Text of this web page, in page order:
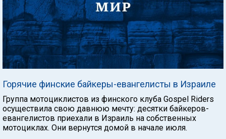
Горячие финские байкеры-евангелисты в Израиле
Группа мотоциклистов из финского клуба Gospel Riders
осуществила свою давнюю мечту: десятки байкеров-
евангелистов приехали в Израиль на собственных
мотоциклах. Они вернутся домой в начале июля.